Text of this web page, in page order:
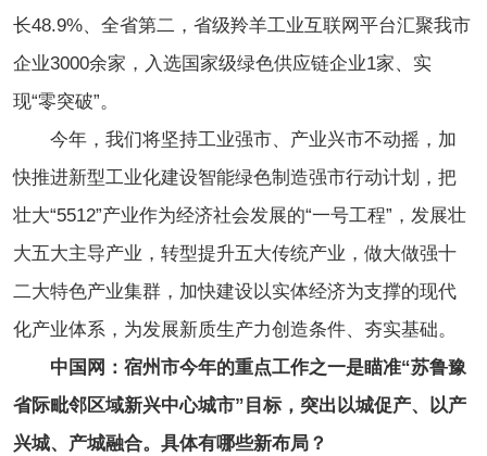
长48.9%、全省第二，省级羚羊工业互联网平台汇聚我市
企业3000余家，入选国家级绿色供应链企业1家、实
现“零突破”。
今年，我们将坚持工业强市、产业兴市不动摇，加
快推进新型工业化建设智能绿色制造强市行动计划，把
壮大“5512”产业作为经济社会发展的“一号工程”，发展壮
大五大主导产业，转型提升五大传统产业，做大做强十
二大特色产业集群，加快建设以实体经济为支撑的现代
化产业体系，为发展新质生产力创造条件、夯实基础。
中国网：宿州市今年的重点工作之一是瞄准“苏鲁豫
省际毗邻区域新兴中心城市”目标，突出以城促产、以产
兴城、产城融合。具体有哪些新布局？